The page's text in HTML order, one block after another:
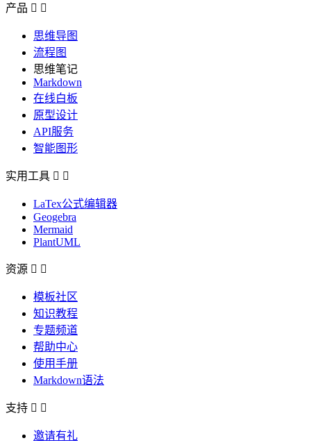
产品  
思维导图
流程图
思维笔记
Markdown
在线白板
原型设计
API服务
智能图形
实用工具  
LaTex公式编辑器
Geogebra
Mermaid
PlantUML
资源  
模板社区
知识教程
专题频道
帮助中心
使用手册
Markdown语法
支持  
邀请有礼